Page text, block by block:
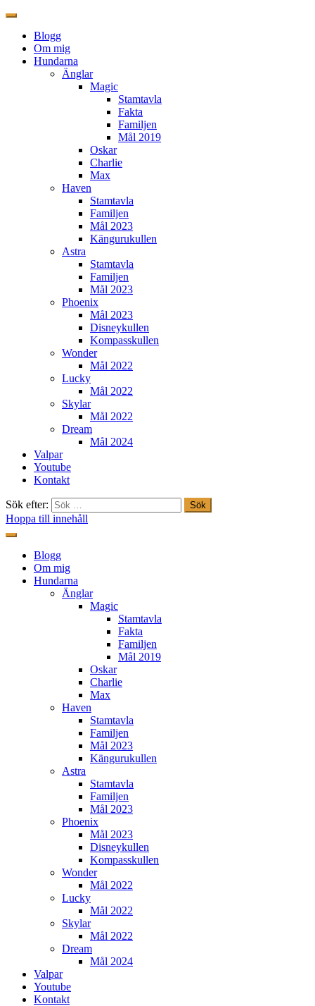
Blogg
Om mig
Hundarna
Änglar
Magic
Stamtavla
Fakta
Familjen
Mål 2019
Oskar
Charlie
Max
Haven
Stamtavla
Familjen
Mål 2023
Kängurukullen
Astra
Stamtavla
Familjen
Mål 2023
Phoenix
Mål 2023
Disneykullen
Kompasskullen
Wonder
Mål 2022
Lucky
Mål 2022
Skylar
Mål 2022
Dream
Mål 2024
Valpar
Youtube
Kontakt
Sök efter:
Hoppa till innehåll
Freestylehundar.se
Blogg
Om mig
Hundarna
Änglar
Magic
Stamtavla
Fakta
Familjen
Mål 2019
Oskar
Charlie
Max
Haven
Stamtavla
Familjen
Mål 2023
Kängurukullen
Astra
Stamtavla
Familjen
Mål 2023
Phoenix
Mål 2023
Disneykullen
Kompasskullen
Wonder
Mål 2022
Lucky
Mål 2022
Skylar
Mål 2022
Dream
Mål 2024
Valpar
Youtube
Kontakt